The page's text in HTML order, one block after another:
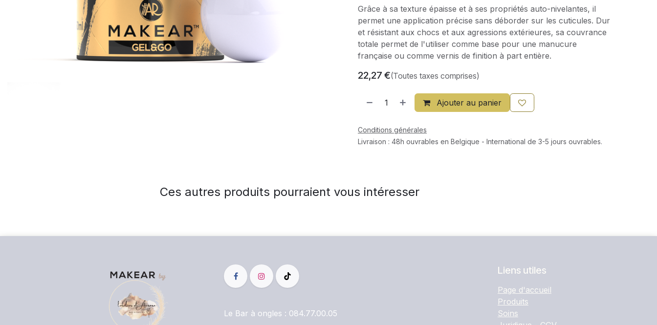
Grâce à sa texture épaisse et à ses propriétés auto-nivelantes, il
permet une application précise sans déborder sur les cuticules. Dur
et résistant aux chocs et aux agressions extérieures, sa couvrance
totale permet de l'utiliser comme base pour une manucure
française ou comme vernis de finition à part entière.
22,27 €(Toutes taxes comprises)
Ajouter au panier
Conditions générales
Livraison : 48h ouvrables en Belgique - International de 3-5 jours ouvrables.
Ces autres produits pourraient vous intéresser
Liens utiles
Page d'accueil
Produits
Soins
Le Bar à ongles : 084.77.00.05